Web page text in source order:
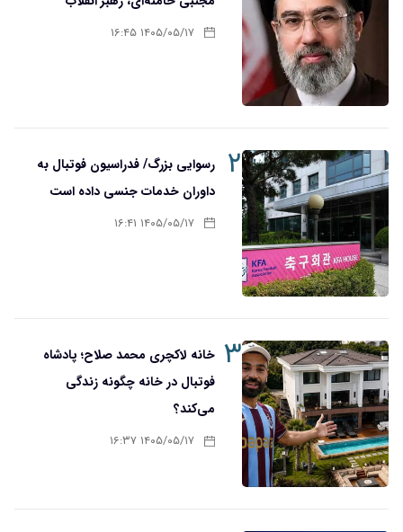
۱۴۰۵/۰۵/۱۷ ۱۶:۴۵
۲
رسوایی بزرگ/ فدراسیون فوتبال به
داوران خدمات جنسی داده است
۱۴۰۵/۰۵/۱۷ ۱۶:۴۱
۳ خانه لاکچری محمد صلاح؛ پادشاه
فوتبال در خانه چگونه زندگی
می‌کند؟
۱۴۰۵/۰۵/۱۷ ۱۶:۳۷